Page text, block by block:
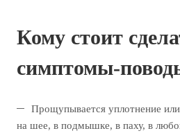
Кому стоит
симптомы-
Прощупывается уплотнение
на шее, в подмышке, в паху, в